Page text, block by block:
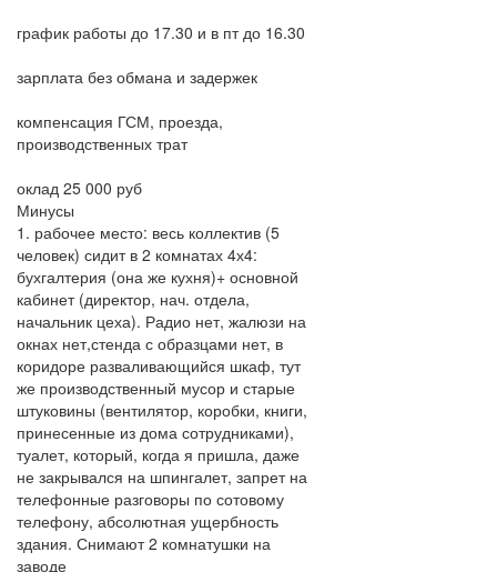
график работы до 17.30 и в пт до 16.30
зарплата без обмана и задержек
компенсация ГСМ, проезда,
производственных трат
оклад 25 000 руб
Минусы
1. рабочее место: весь коллектив (5
человек) сидит в 2 комнатах 4х4:
бухгалтерия (она же кухня)+ основной
кабинет (директор, нач. отдела,
начальник цеха). Радио нет, жалюзи на
окнах нет,стенда с образцами нет, в
коридоре разваливающийся шкаф, тут
же производственный мусор и старые
штуковины (вентилятор, коробки, книги,
принесенные из дома сотрудниками),
туалет, который, когда я пришла, даже
не закрывался на шпингалет, запрет на
телефонные разговоры по сотовому
телефону, абсолютная ущербность
здания. Снимают 2 комнатушки на
заводе